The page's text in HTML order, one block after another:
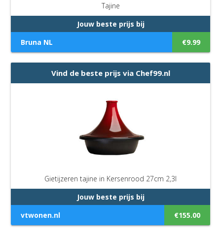
Tajine
Jouw beste prijs bij
Bruna NL
€9.99
Vind de beste prijs via Chef99.nl
Gietijzeren tajine in Kersenrood 27cm 2,3l
Jouw beste prijs bij
vtwonen.nl
€155.00